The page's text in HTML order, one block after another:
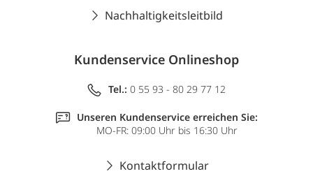
Nachhaltigkeitsleitbild
Kundenservice Onlineshop
Tel.: 0 55 93 - 80 29 77 12
Unseren Kundenservice erreichen Sie:
MO-FR: 09:00 Uhr bis 16:30 Uhr
Kontaktformular